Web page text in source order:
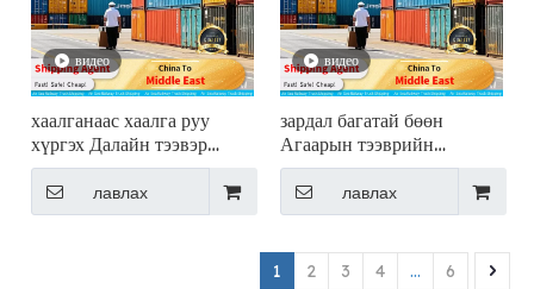
видео
хаалганаас хаалга руу
хүргэх Далайн тээвэр
зуучлал - Нисдэг
лавлах
видео
зардал багатай бөөн
Агаарын тээврийн
компани - Нисдэг
лавлах
1 2 3 4 ... 6